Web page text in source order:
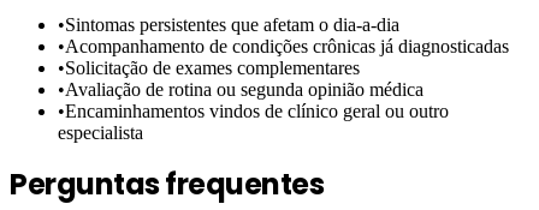
•Sintomas persistentes que afetam o dia-a-dia
•Acompanhamento de condições crônicas já diagnosticadas
•Solicitação de exames complementares
•Avaliação de rotina ou segunda opinião médica
•Encaminhamentos vindos de clínico geral ou outro
especialista
Perguntas frequentes